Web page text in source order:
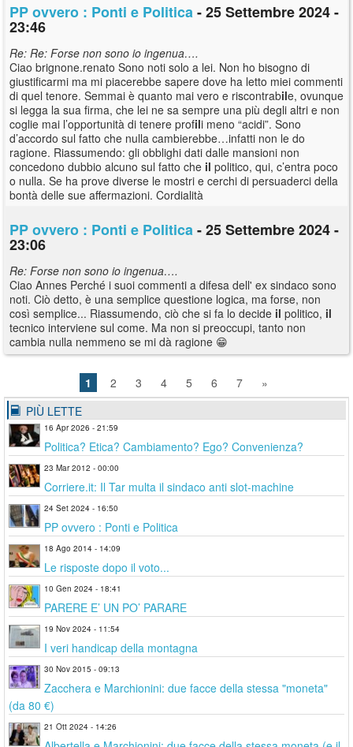
PP ovvero : Ponti e Politica- 25 Settembre 2024 -
23:46
Re: Re: Forse non sono io ingenua….
Ciao brignone.renato Sono noti solo a lei. Non ho bisogno di
giustificarmi ma mi piacerebbe sapere dove ha letto miei commenti
di quel tenore. Semmai è quanto mai vero e riscontrabile, ovunque
si legga la sua firma, che lei ne sa sempre una più degli altri e non
coglie mai l’opportunità di tenere profili meno “acidi”. Sono
d’accordo sul fatto che nulla cambierebbe…infatti non le do
ragione. Riassumendo: gli obblighi dati dalle mansioni non
concedono dubbio alcuno sul fatto che il politico, qui, c’entra poco
o nulla. Se ha prove diverse le mostri e cerchi di persuaderci della
bontà delle sue affermazioni. Cordialità
PP ovvero : Ponti e Politica- 25 Settembre 2024 -
23:06
Re: Forse non sono io ingenua….
Ciao Annes Perché i suoi commenti a difesa dell' ex sindaco sono
noti. Ciò detto, è una semplice questione logica, ma forse, non
così semplice... Riassumendo, ciò che si fa lo decide il politico, il
tecnico interviene sul come. Ma non si preoccupi, tanto non
cambia nulla nemmeno se mi dà ragione 😁
1 2 3 4 5 6 7
»
PIÙ LETTE
16 Apr 2026 - 21:59
Politica? Etica? Cambiamento? Ego? Convenienza?
23 Mar 2012 - 00:00
Corriere.it: Il Tar multa il sindaco anti slot-machine
24 Set 2024 - 16:50
PP ovvero : Ponti e Politica
18 Ago 2014 - 14:09
Le risposte dopo il voto...
10 Gen 2024 - 18:41
PARERE E’ UN PO’ PARARE
19 Nov 2024 - 11:54
I veri handicap della montagna
30 Nov 2015 - 09:13
Zacchera e Marchionini: due facce della stessa "moneta"
(da 80 €)
21 Ott 2024 - 14:26